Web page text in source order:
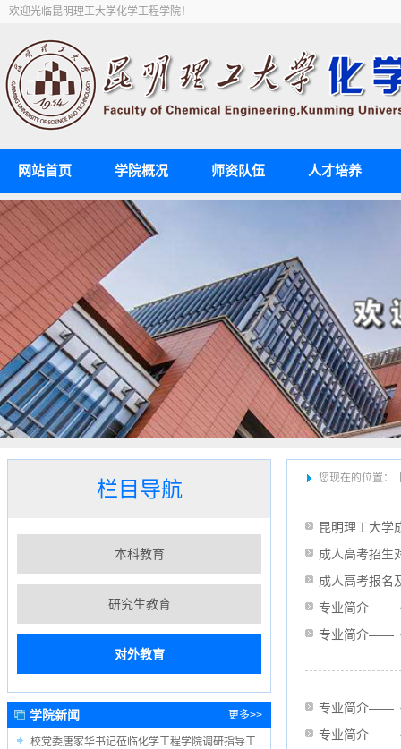
欢迎光临昆明理工大学化学工程学院！
网站首页 学院概况 师资队伍 人才培养
栏目导航
本科教育
研究生教育
对外教育
更多>>
学院新闻
校党委唐家华书记莅临化学工程学院调研指导工
您现在的位置：
昆明理工大学
成人高考招生
成人高考报名
专业简介——
专业简介——
专业简介——
专业简介——